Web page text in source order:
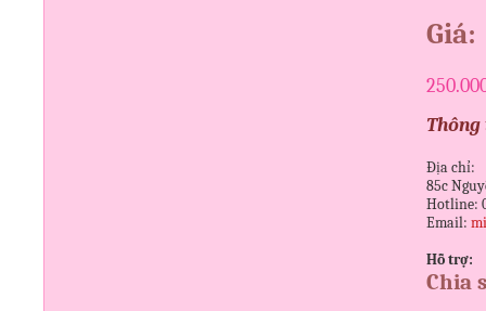
Giá:
Thông
Địa chỉ:
85c
Hotline:
Email:
Hỗ trợ:
Chia